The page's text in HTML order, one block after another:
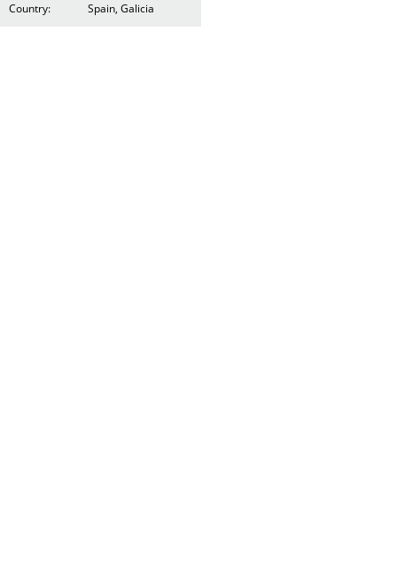
Country: Spain, Galicia